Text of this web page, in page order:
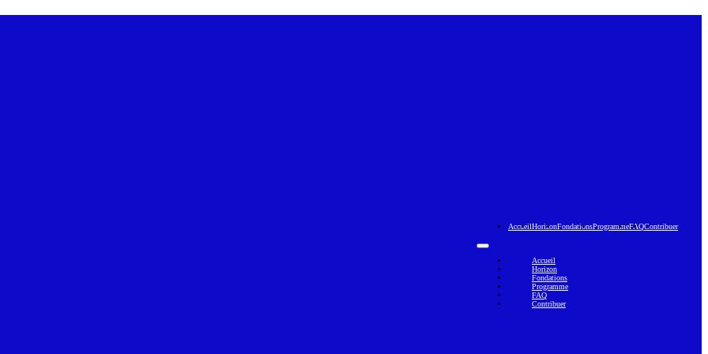
AccueilHorizonFondationsProgrammeFAQContribuer
Accueil
Horizon
Fondations
Programme
FAQ
Contribuer